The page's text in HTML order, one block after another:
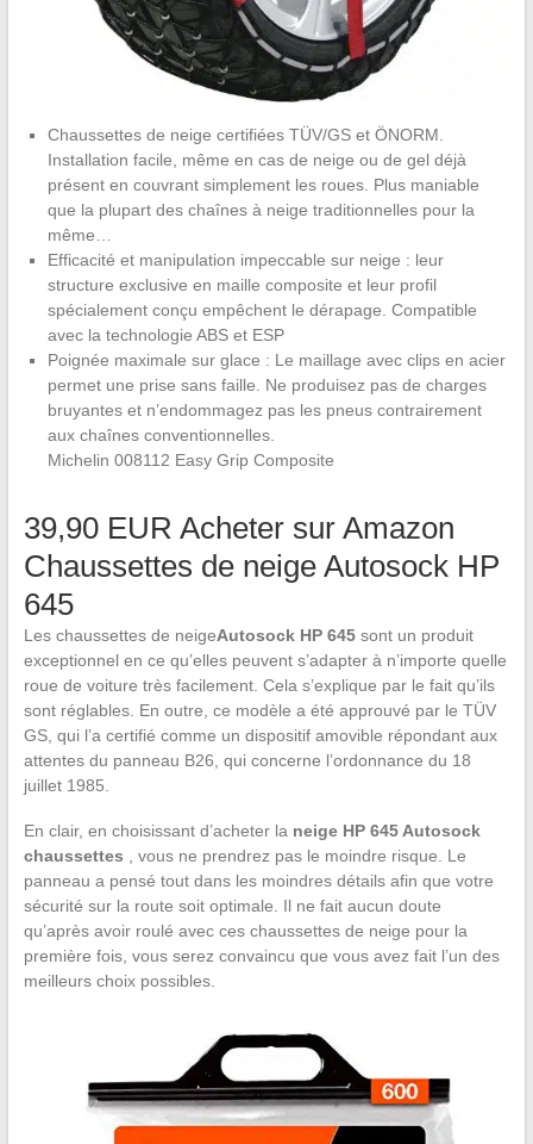
Chaussettes de neige certifiées TÜV/GS et ÖNORM.
Installation facile, même en cas de neige ou de gel déjà
présent en couvrant simplement les roues. Plus maniable
que la plupart des chaînes à neige traditionnelles pour la
même…
Efficacité et manipulation impeccable sur neige : leur
structure exclusive en maille composite et leur profil
spécialement conçu empêchent le dérapage. Compatible
avec la technologie ABS et ESP
Poignée maximale sur glace : Le maillage avec clips en acier
permet une prise sans faille. Ne produisez pas de charges
bruyantes et n’endommagez pas les pneus contrairement
aux chaînes conventionnelles.
Michelin 008112 Easy Grip Composite
39,90 EUR Acheter sur Amazon
Chaussettes de neige Autosock HP
645
Les chaussettes de neigeAutosock HP 645sont un produit
exceptionnel en ce qu’elles peuvent s’adapter à n’importe quelle
roue de voiture très facilement. Cela s’explique par le fait qu’ils
sont réglables. En outre, ce modèle a été approuvé par le TÜV
GS, qui l’a certifié comme un dispositif amovible répondant aux
attentes du panneau B26, qui concerne l’ordonnance du 18
juillet 1985.
En clair, en choisissant d’acheter la neige HP 645 Autosock
chaussettes , vous ne prendrez pas le moindre risque. Le
panneau a pensé tout dans les moindres détails afin que votre
sécurité sur la route soit optimale. Il ne fait aucun doute
qu’après avoir roulé avec ces chaussettes de neige pour la
première fois, vous serez convaincu que vous avez fait l’un des
meilleurs choix possibles.